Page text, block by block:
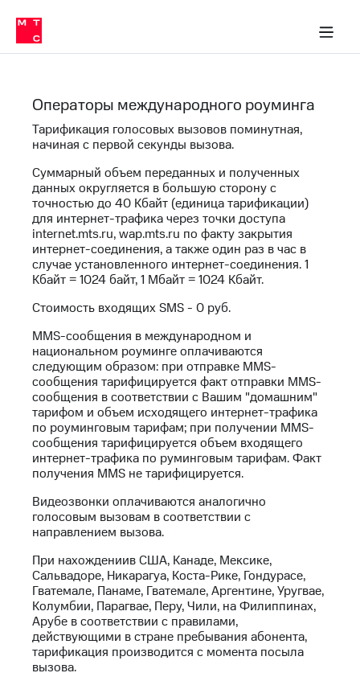
связь
Сервисы и подписки
30% на связь
кабинеты
Мобильная
и
ТВ
ТВ
МТС
Деньги
связь
Перенести
номер
Тарифы
Услуги
Роуминг
Семейная
группа
Заказать
карту
Оформить
eSIM
SIM-
карта
для
иностранцев
Оформить
в МТС
Услуги
Роуминг
Личный
кабинет
Скачать
приложение
МТС
Скидка 30%
на связь
Тарифы
RED,
РИИЛ
и МТС
Супер
дешевле
при
оплате
с карты
МТС
Деньги
Выберите
и подключите
ТВ
с выгодным
тарифом
Операторы международного роуминга
Тарификация голосовых вызовов поминутная,
начиная с первой секунды вызова.
Суммарный объем переданных и полученных
данных округляется в большую сторону с
точностью до 40 Кбайт (единица тарификации)
для интернет-трафика через точки доступа
internet.mts.ru, wap.mts.ru по факту закрытия
интернет-соединения, а также один раз в час в
случае установленного интернет-соединения. 1
Кбайт = 1024 байт, 1 Мбайт = 1024 Кбайт.
Стоимость входящих SMS - 0 руб.
MMS-сообщения в международном и
национальном роуминге оплачиваются
следующим образом: при отправке MMS-
сообщения тарифицируется факт отправки MMS-
сообщения в соответствии с Вашим "домашним"
тарифом и объем исходящего интернет-трафика
по роуминговым тарифам; при получении MMS-
сообщения тарифицируется объем входящего
интернет-трафика по руминговым тарифам. Факт
получения MMS не тарифицируется.
Видеозвонки оплачиваются аналогично
голосовым вызовам в соответствии с
направлением вызова.
При нахождениив США, Канаде, Мексике,
Сальвадоре, Никарагуа, Коста-Рике, Гондурасе,
Гватемале, Панаме, Гватемале, Аргентине, Уругвае,
Колумбии, Парагвае, Перу, Чили, на Филиппинах,
Арубе в соответствии с правилами,
действующими в стране пребывания абонента,
тарификация производится с момента посыла
вызова.